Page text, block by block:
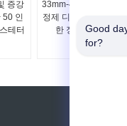
증강
50 인
테터
33mm-42mm 두께 MDF
정제 디피브레이터를 위
한 정제 세그먼트
Good
for?